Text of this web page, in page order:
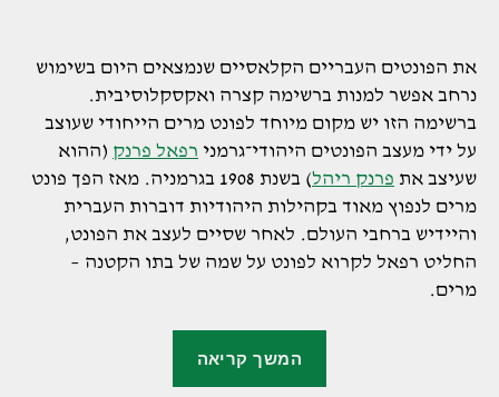
את הפונטים העבריים הקלאסיים שנמצאים היום בשימוש
נרחב אפשר למנות ברשימה קצרה ואקסקלוסיבית.
ברשימה הזו יש מקום מיוחד לפונט מרים הייחודי שעוצב
על ידי מעצב הפונטים היהודי־גרמני רפאל פרנק (ההוא
שעיצב את פרנק ריהל
) בשנת 1908 בגרמניה. מאז הפך פונט
מרים לנפוץ מאוד בקהילות היהודיות דוברות העברית
והיידיש ברחבי העולם. לאחר שסיים לעצב את הפונט,
החליט רפאל לקרוא לפונט על שמה של בתו הקטנה –
מרים.
המשך קריאה